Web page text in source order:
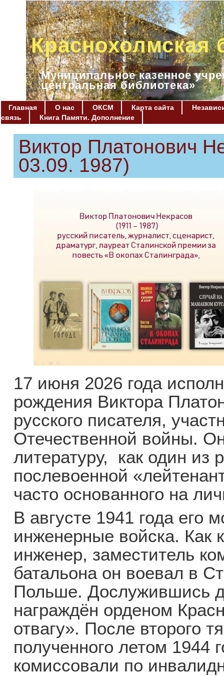
Краснохолмская
Муниципальное казенное
центральная библиотека»
Главная О нас ОКСМ Карта сайта
связь
Книга Памяти. Дополнение
Виктор Платонович
03.09. 1987)
17 июня 2026 года
рождения Виктора
русского писателя,
Отечественной войны.
литературу, как один из
послевоенной
часто основанного на
В августе 1941 года его
инженерные войска. Как
инженер, заместитель
батальона он воевал в
Польше. Дослужившись
награждён орденом
отвагу». После второго
полученного летом 1944
комиссовали по